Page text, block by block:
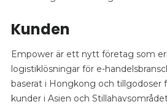
Kunden
Empower är ett nytt företag som
logistiklösningar för e-
baserat i Hongkong och tillgodoser
kunder i Asien och